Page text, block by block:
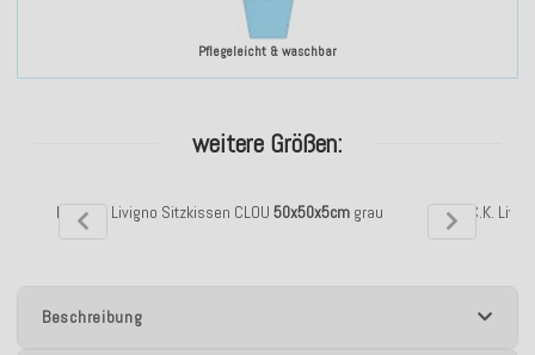
Pflegeleicht & waschbar
weitere Größen:
H.O.C.K. Livigno Sitzkissen CLOU 50x50x5cmgrau H.O.C.K.
Beschreibung